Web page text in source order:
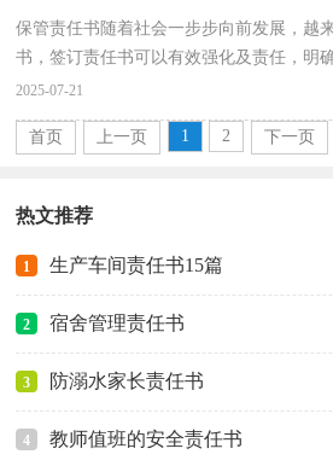
保管责任书随着社会一步步向前发展，越
书，签订责任书可以有效强化及责任，明
格式，你掌握了吗？以下是小编精心整理
2025-07-21
首页 上一页 1 2 下一页
热文推荐
1 生产车间责任书15篇
2 宿舍管理责任书
3 防溺水家长责任书
4 教师值班的安全责任书